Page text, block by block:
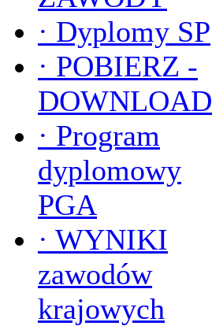
· Dyplomy SP
· POBIERZ -
DOWNLOAD
· Program
dyplomowy
PGA
· WYNIKI
zawodów
krajowych